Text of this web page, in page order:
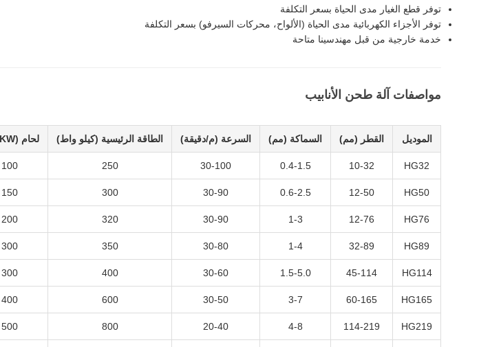
توفر قطع الغيار مدى الحياة بسعر التكلفة
توفر الأجزاء الكهربائية مدى الحياة (الألواح، محركات السيرفو) بسعر التكلفة
خدمة خارجية من قبل مهندسينا متاحة
مواصفات آلة طحن الأنابيب
الموديل القطر (مم) السماكة (مم) السرعة (م/دقيقة) الطاقة الرئيسية (كيلو واط) لحام HF (KW)
HG32
10-32
0.4-1.5
30-100
250
100
HG50
12-50
0.6-2.5
30-90
300
150
HG76
12-76
1-3
30-90
320
200
HG89
32-89
1-4
30-80
350
300
HG114
45-114
1.5-5.0
30-60
400
300
HG165
60-165
3-7
30-50
600
400
HG219
114-219
4-8
20-40
800
500